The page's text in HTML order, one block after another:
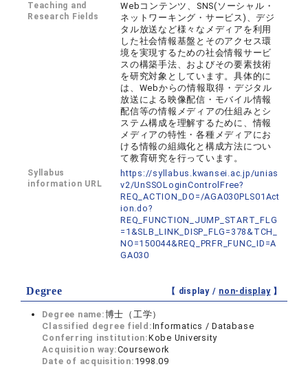
Teaching and
Research Fields
Webコンテンツ、SNS(ソーシャル・
ネットワーキング・サービス)、デジ
タル放送など様々なメディアを利用
した社会情報基盤とそのアクセス環
境を実現するための社会情報サービ
スの構築手法、およびその要素技術
を研究対象としています。具体的に
は、Webからの情報取得・デジタル
放送による映像配信・モバイル情報
配信等の情報メディアの仕組みとシ
ステム構成を理解するために、情報
メディアの特性・各種メディアにお
ける情報の組織化と構成方法につい
て教育研究を行っています。
Syllabus
information URL
https://syllabus.kwansei.ac.jp/unias
v2/UnSSOLoginControlFree?
REQ_ACTION_DO=/AGA030PLS01Act
ion.do?
REQ_FUNCTION_JUMP_START_FLG
=1&SLB_LINK_DISP_FLG=378&TCH_
NO=150044&REQ_PRFR_FUNC_ID=A
GA030
Degree 【 display / non-display】
Degree name:博士（工学）
Classified degree field:Informatics / Database
Conferring institution:Kobe University
Acquisition way:Coursework
Date of acquisition: 1998.09